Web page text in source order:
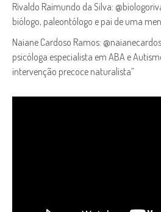
Rivaldo Raimundo da Silva:
biólogo, paleontólogo e pai de uma
Naiane Cardoso Ramos:
psicóloga especialista em ABA e
intervenção precoce naturalista”